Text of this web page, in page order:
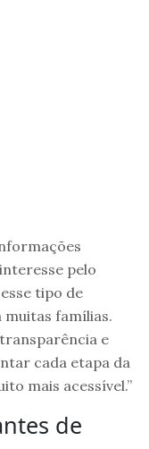
pelo
tipo de
famílias.
e
cada etapa da
mais acessível.”
de